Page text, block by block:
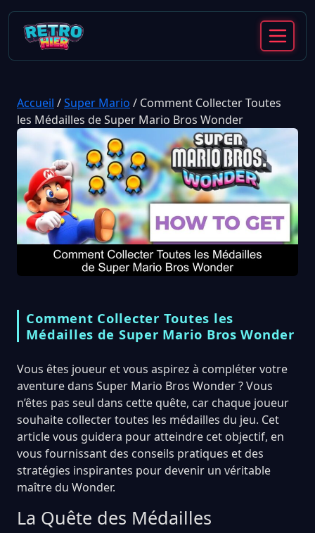
Accueil /Super Mario / Comment Collecter Toutes
les Médailles de Super Mario Bros Wonder
Comment Collecter Toutes les
Médailles de Super Mario Bros Wonder
Vous êtes joueur et vous aspirez à compléter votre
aventure dans Super Mario Bros Wonder ? Vous
n’êtes pas seul dans cette quête, car chaque joueur
souhaite collecter toutes les médailles du jeu. Cet
article vous guidera pour atteindre cet objectif, en
vous fournissant des conseils pratiques et des
stratégies inspirantes pour devenir un véritable
maître du Wonder.
La Quête des Médailles